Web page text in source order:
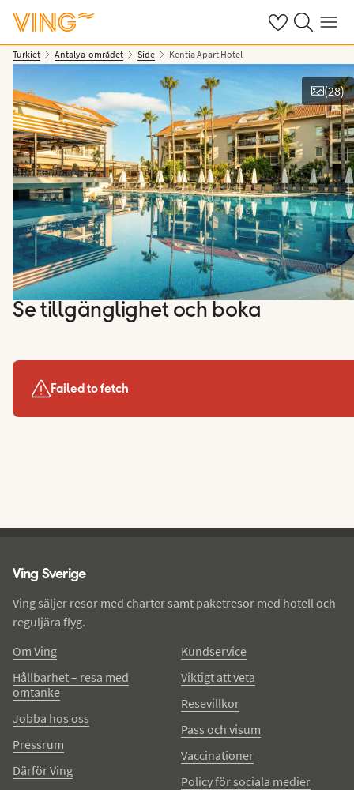
Se dinaSök på ving.se
Meny
Turkiet Antalya-området Side Kentia Apart Hotel
Se bilder
(28)
Se tillgänglighet och boka
Failed to fetch
Ving Sverige
Ving säljer resor med charter samt paketresor med hotell och
reguljära flyg.
Om Ving
Hållbarhet – resa med
omtanke
Jobba hos oss
Pressrum
Därför Ving
Kundservice
Viktigt att veta
Resevillkor
Pass och visum
Vaccinationer
Policy för sociala medier